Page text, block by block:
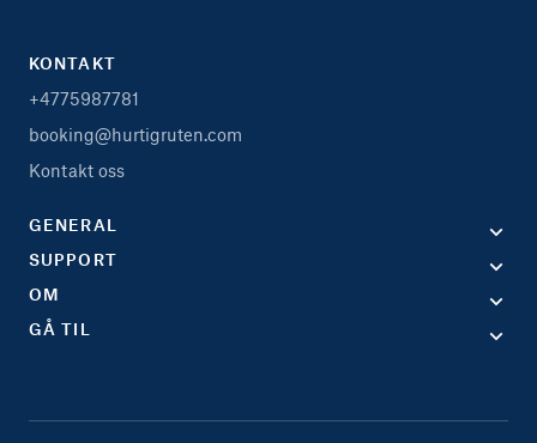
KONTAKT
+4775987781
booking@hurtigruten.com
Kontakt oss
GENERAL
SUPPORT
OM
GÅ TIL